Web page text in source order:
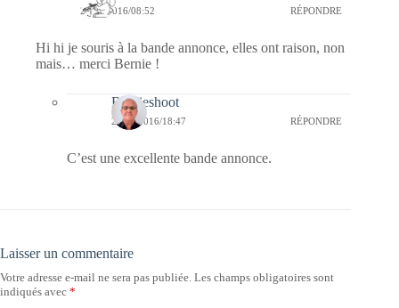
26/03/2016/08:52 RÉPONDRE
Hi hi je souris à la bande annonce, elles ont raison, non
mais… merci Bernie !
Bernieshoot
27/03/2016/18:47 RÉPONDRE
C’est une excellente bande annonce.
Laisser un commentaire
Votre adresse e-mail ne sera pas publiée. Les champs obligatoires sont
indiqués avec *